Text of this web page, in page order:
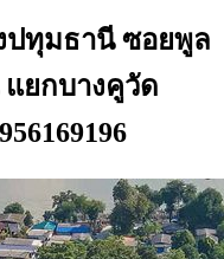
ปทุมธานี ซอยพูล
ยกบางคูวัด